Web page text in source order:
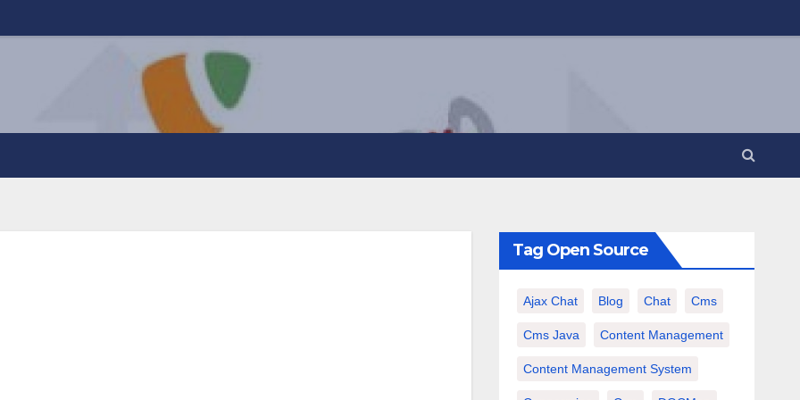
Tag Open Source
Ajax Chat Blog Chat Cms
Cms Java Content Management
Content Management System